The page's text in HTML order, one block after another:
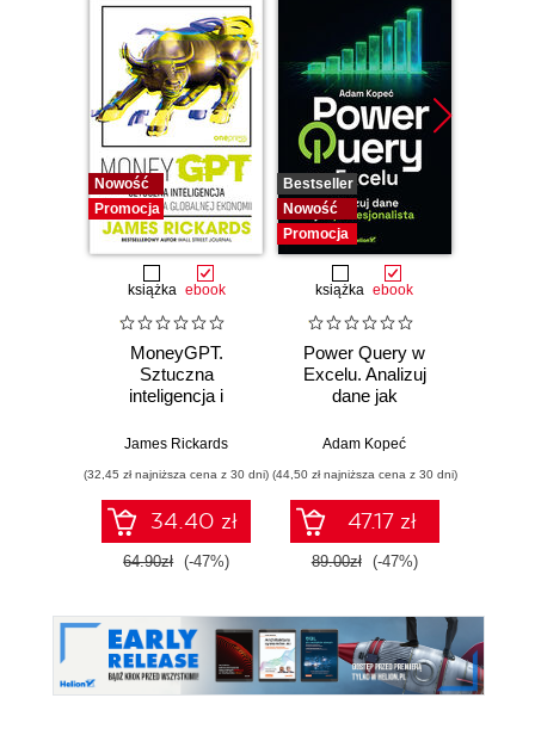
Nowość
Promocja
książka ebook
MoneyGPT.
Sztuczna
inteligencja i
globalnej ekonomii
James Rickards
(32,45 zł najniższa cena z 30 dni)
34.40 zł
64.90zł (-47%)
Bestseller
Nowość
Promocja
książka ebook
Power Query w
Excelu. Analizuj
dane jak
Adam Kopeć
(44,50 zł najniższa cena z 30 dni)
47.17 zł
89.00zł (-47%)